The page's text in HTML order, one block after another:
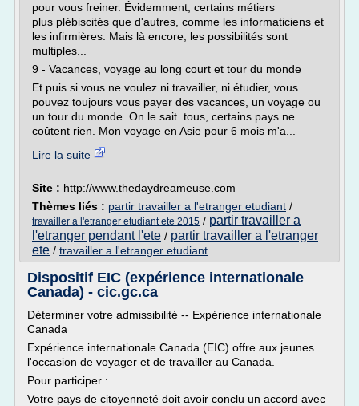
pour vous freiner. Évidemment, certains métiers
plus plébiscités que d'autres, comme les informaticiens et
les infirmières. Mais là encore, les possibilités sont
multiples...
9 - Vacances, voyage au long court et tour du monde
Et puis si vous ne voulez ni travailler, ni étudier, vous
pouvez toujours vous payer des vacances, un voyage ou
un tour du monde. On le sait tous, certains pays ne
coûtent rien. Mon voyage en Asie pour 6 mois m'a...
Lire la suite
Site : http://www.thedaydreameuse.com
Thèmes liés : partir travailler a l'etranger etudiant /
travailler a l'etranger etudiant ete 2015 / partir travailler a
l'etranger pendant l'ete / partir travailler a l'etranger
ete / travailler a l'etranger etudiant
Dispositif EIC (expérience internationale
Canada) - cic.gc.ca
Déterminer votre admissibilité -- Expérience internationale
Canada
Expérience internationale Canada (EIC) offre aux jeunes
l'occasion de voyager et de travailler au Canada.
Pour participer :
Votre pays de citoyenneté doit avoir conclu un accord avec